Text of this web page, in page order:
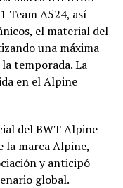
Team A524, así
el material del
una máxima
temporada. La
en el Alpine
del BWT Alpine
la marca Alpine,
y anticipó
global.